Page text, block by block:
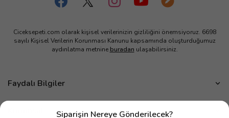
Siparişin Nereye Gönderilecek?
Ciceksepeti.com olarak kişisel verilerinizin gizliliğini önemsiyoruz. 6698
sayılı Kişisel Verilerin Korunması Kanunu kapsamında oluşturduğumuz
aydınlatma metnine buradan ulaşabilirsiniz.
Faydalı Bilgiler
Çiçek Bakımı